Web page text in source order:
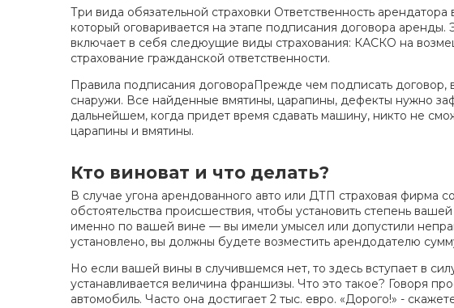
Три вида обязательной страховки Ответственность
который оговаривается на этапе подписания договора
включает в себя следюущие виды страхования: КАСКО на
страхование гражданской ответственности.
Правила подписания договораПрежде чем подписать
снаружи. Все найденные вмятины, царапины, дефекты нужно
дальнейшем, когда придет время сдавать машину, никто не
царапины и вмятины.
Кто виноват и что делать?
В случае угона арендованного авто или ДТП страховая фирма
обстоятельства происшествия, чтобы установить степень
именно по вашей вине — вы имели умысел или допустили
установлено, вы должны будете возместить арендодателю
Но если вашей вины в случившемся нет, то здесь вступает в
устанавливается величина франшизы. Что это такое? Говоря
автомобиль. Часто она достигает 2 тыс. евро. «Дорого!» -